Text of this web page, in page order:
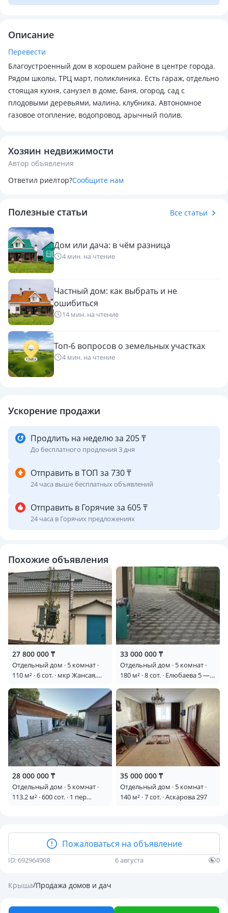
Описание
Перевести
Благоустроенный дом в хорошем районе в центре города.
Рядом школы, ТРЦ март, поликлиника. Есть гараж, отдельно
стоящая кухня, санузел в доме, баня, огород, сад с
плодовыми деревьями, малина, клубника. Автономное
газовое отопление, водопровод, арычный полив.
Хозяин недвижимости
Автор объявления
Ответил риелтор?Сообщите нам
Полезные статьи Все статьи
Дом или дача: в чём разница
4 мин. на чтение
Частный дом: как выбрать и не
ошибиться
14 мин. на чтение
Топ-6 вопросов о земельных участках
4 мин. на чтение
Ускорение продажи
Продлить на неделю за 205 ₸
До бесплатного продления 3 дня
Отправить в ТОП за 730 ₸
24 часа выше бесплатных объявлений
Отправить в Горячие за 605 ₸
24 часа в Горячих предложениях
Похожие объявления
27 800 000 ₸
Отдельный дом · 5 комнат ·
110 м² · 6 сот. · мкр Жансая,
33 000 000 ₸
Отдельный дом · 5 комнат ·
180 м² · 8 сот. · Елюбаева 5 —
28 000 000 ₸
Отдельный дом · 5 комнат ·
113.2 м² · 600 сот. · 1 пер
бала бақша, магазин, кала
орталығында орналаскан
бари бар жанында
35 000 000 ₸
Отдельный дом · 5 комнат ·
140 м² · 7 сот. · Аскарова 297
Пожаловаться на объявление
ID: 692964968 6 августа 0
Крыша/Продажа домов и дач